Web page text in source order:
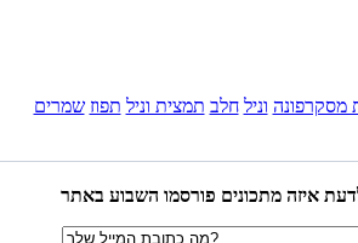
מסקרפונה וניל חלב תמצית וניל תפוז שמרים